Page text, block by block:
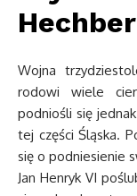
Wojna
rodowi wiele
podniośli się
tej części Śląska.
się o podniesienie
Jan Henryk VI